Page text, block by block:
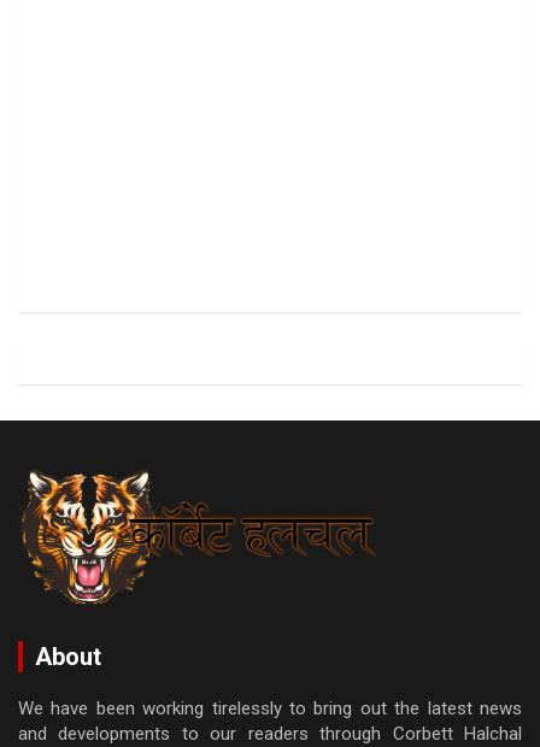
About
We have been working tirelessly to bring out the latest news
and developments to our readers through Corbett Halchal